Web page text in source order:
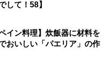
して！58】
イン料理】炊飯器に材料を
おいしい「パエリア」の作